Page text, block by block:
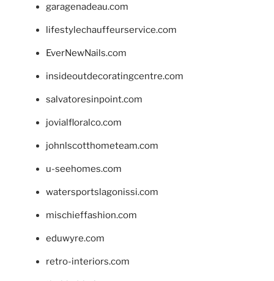
garagenadeau.com
lifestylechauffeurservice.com
EverNewNails.com
insideoutdecoratingcentre.com
salvatoresinpoint.com
jovialfloralco.com
johnlscotthometeam.com
u-seehomes.com
watersportslagonissi.com
mischieffashion.com
eduwyre.com
retro-interiors.com